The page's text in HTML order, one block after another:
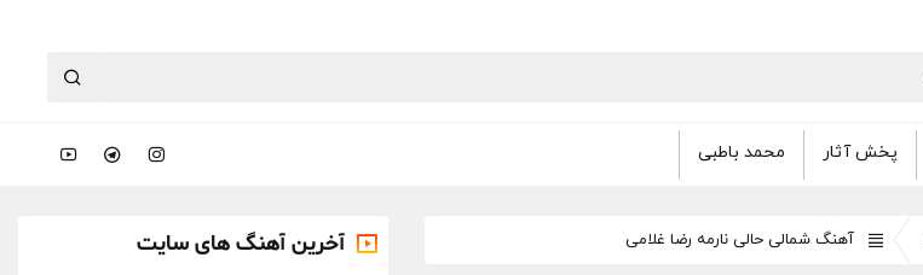
پخش آثار محمد باطبی
آهنگ شمالی حالی نارمه رضا غلامی آخرین آهنگ های سایت